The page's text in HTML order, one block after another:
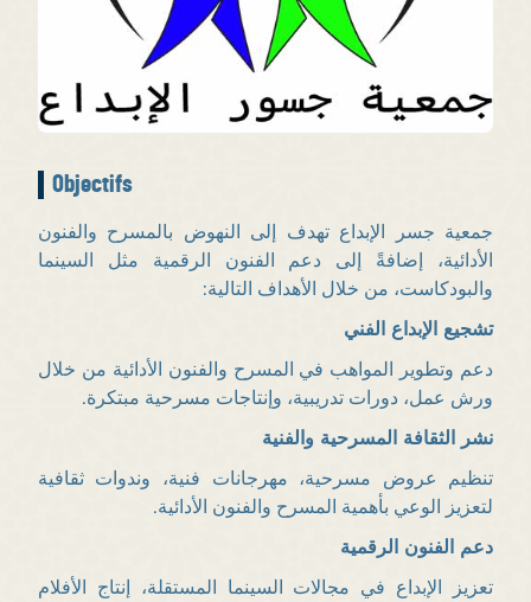
Objectifs
جمعية جسر الإبداع تهدف إلى النهوض بالمسرح والفنون
الأدائية، إضافةً إلى دعم الفنون الرقمية مثل السينما
والبودكاست، من خلال الأهداف التالية:
تشجيع الإبداع الفني
دعم وتطوير المواهب في المسرح والفنون الأدائية من خلال
ورش عمل، دورات تدريبية، وإنتاجات مسرحية مبتكرة.
نشر الثقافة المسرحية والفنية
تنظيم عروض مسرحية، مهرجانات فنية، وندوات ثقافية
لتعزيز الوعي بأهمية المسرح والفنون الأدائية.
دعم الفنون الرقمية
تعزيز الإبداع في مجالات السينما المستقلة، إنتاج الأفلام